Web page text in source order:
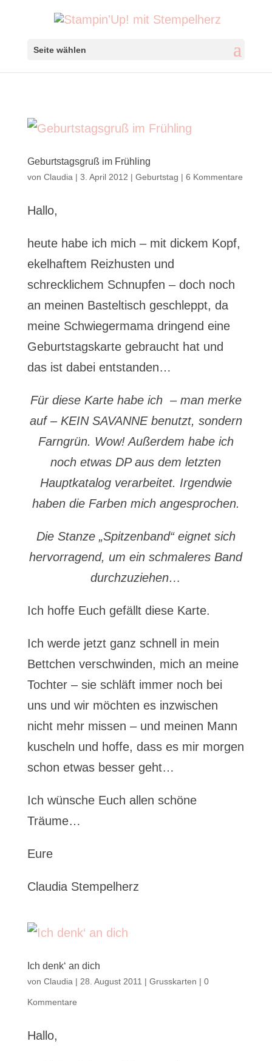
Seite wählen
Geburtstagsgruß im Frühling
von Claudia | 3. April 2012 | Geburtstag | 6 Kommentare
Hallo,
heute habe ich mich – mit dickem Kopf,
ekelhaftem Reizhusten und
schrecklichem Schnupfen – doch noch
an meinen Basteltisch geschleppt, da
meine Schwiegermama dringend eine
Geburtstagskarte gebraucht hat und
das ist dabei entstanden…
Für diese Karte habe ich – man merke
auf – KEIN SAVANNE benutzt, sondern
Farngrün. Wow! Außerdem habe ich
noch etwas DP aus dem letzten
Hauptkatalog verarbeitet. Irgendwie
haben die Farben mich angesprochen.
Die Stanze „Spitzenband“ eignet sich
hervorragend, um ein schmaleres Band
durchzuziehen…
Ich hoffe Euch gefällt diese Karte.
Ich werde jetzt ganz schnell in mein
Bettchen verschwinden, mich an meine
Tochter – sie schläft immer noch bei
uns und wir möchten es inzwischen
nicht mehr missen – und meinen Mann
kuscheln und hoffe, dass es mir morgen
schon etwas besser geht…
Ich wünsche Euch allen schöne
Träume…
Eure
Claudia Stempelherz
Ich denk‘ an dich
von Claudia | 28. August 2011 | Grusskarten | 0
Kommentare
Hallo,